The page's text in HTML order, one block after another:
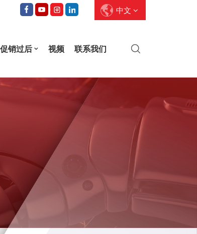
中文
Deutsch
Pусский
Español
ไทย
עברית
中文
Português
促销过后 视频 联系我们